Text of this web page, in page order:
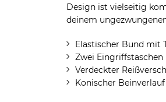
Design ist vielseitig
deinem
Elastischer Bund mit
Zwei Eingriffstaschen
Verdeckter
Konischer Beinverlauf